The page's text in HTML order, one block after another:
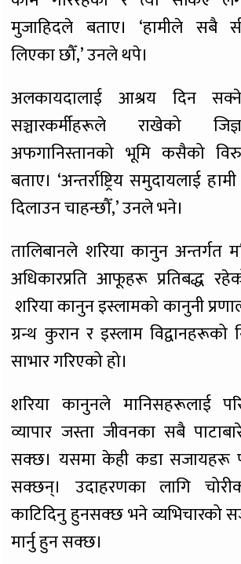
मुजाहिदले बताए। ‘हामीले सबै
लिएका छौँ,’ उनले थपे।
अलकायदालाई आश्रय दिन
सञ्चारकर्मीहरूले राखेको
अफगानिस्तानको भूमि कसैको
बताए। ‘अन्तर्राष्ट्रिय समुदायलाई
दिलाउन चाहन्छौँ,’ उनले भने।
तालिबानले शरिया कानुन अन्तर्गत
अधिकारप्रति आफूहरू प्रतिबद्ध
शरिया कानुन इस्लामको कानुनी
ग्रन्थ कुरान र इस्लाम विद्वानहरूको
साभार गरिएको हो।
शरिया कानुनले मानिसहरूलाई
व्यापार जस्ता जीवनका सबै
सक्छ। यसमा केही कडा सजायहरू
सक्छन्। उदाहरणका लागि
काटिदिनु हुनसक्छ भने व्यभिचारको
मार्नु हुन सक्छ।